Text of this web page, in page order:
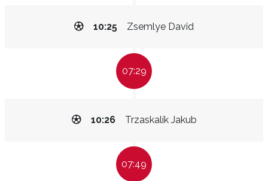
Zsemlye David
10:25
07:29
Trzaskalík Jakub
10:26
07:49